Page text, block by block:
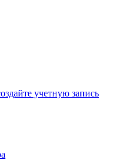
учетную запись